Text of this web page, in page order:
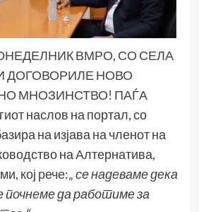
ВМРО, СО СЕЛА
ДОГОВОРИЛЕ НОВО
МНОЗИНСТВО! ПАЃА
наслов на портал, со
на изјава на членот на
на Алтернатива,
кој рече:„се надеваме дека
почнеме да работиме за